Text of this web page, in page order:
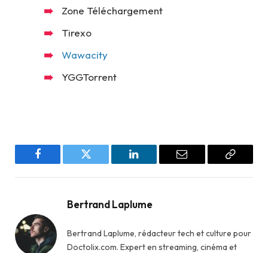
Zone Téléchargement
Tirexo
Wawacity
YGGTorrent
Facebook Twitter LinkedIn Email
Copy
Bertrand Laplume
Bertrand Laplume, rédacteur tech et culture pour
Doctolix.com. Expert en streaming, cinéma et